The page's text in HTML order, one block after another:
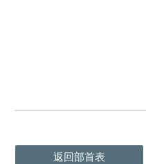
返回部首表